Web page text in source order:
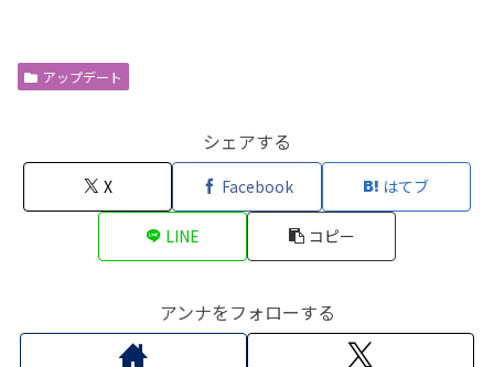
アップデート
シェアする
X Facebook はてブ
LINE コピー
アンナをフォローする